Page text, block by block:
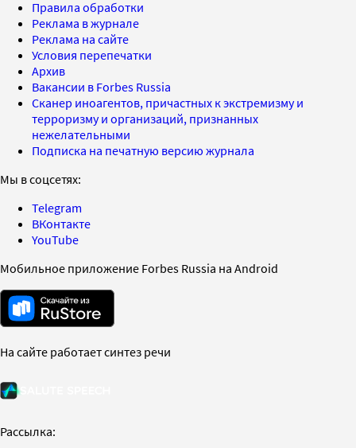
Правила обработки
Реклама в журнале
Реклама на сайте
Условия перепечатки
Архив
Вакансии в Forbes Russia
Сканер иноагентов, причастных к экстремизму и
терроризму и организаций, признанных
нежелательными
Подписка на печатную версию журнала
Мы в соцсетях:
Telegram
ВКонтакте
YouTube
Мобильное приложение Forbes Russia на Android
На сайте работает синтез речи
Рассылка: